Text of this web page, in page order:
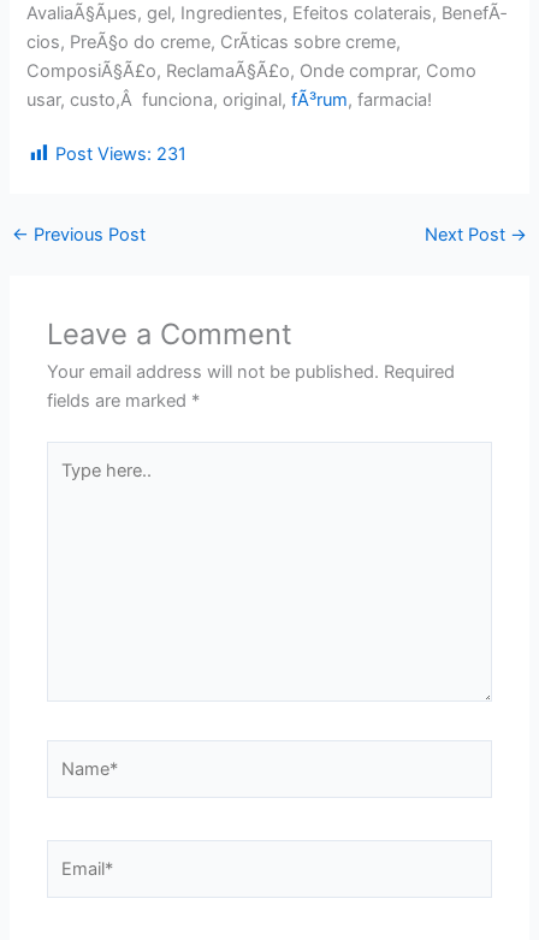
AvaliaÃ§Ãµes, gel, Ingredientes, Efeitos colaterais, BenefÃ­
cios, PreÃ§o do creme, CrÃ­ticas sobre creme,
ComposiÃ§Ã£o, ReclamaÃ§Ã£o, Onde comprar, Como
usar, custo,Â funciona, original,fÃ³rum, farmacia!
Post Views: 231
← Previous Post Next Post →
Leave a Comment
Your email address will not be published. Required
fields are marked *
here..